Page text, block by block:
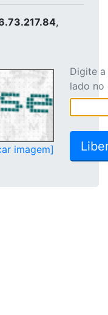
,
imagem]
Digite
lado no